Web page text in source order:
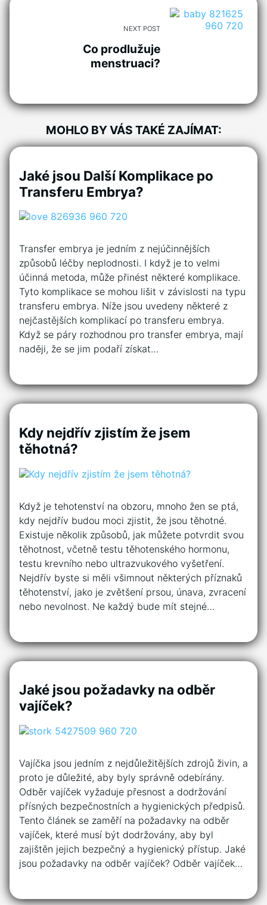
NEXT POST
Co prodlužuje
menstruaci?
MOHLO BY VÁS TAKÉ ZAJÍMAT:
Jaké jsou Další Komplikace po
Transferu Embrya?
Transfer embrya je jedním z nejúčinnějších
způsobů léčby neplodnosti. I když je to velmi
účinná metoda, může přinést některé komplikace.
Tyto komplikace se mohou lišit v závislosti na typu
transferu embrya. Níže jsou uvedeny některé z
nejčastějších komplikací po transferu embrya.
Když se páry rozhodnou pro transfer embrya, mají
naději, že se jim podaří získat…
Kdy nejdřív zjistím že jsem
těhotná?
Když je tehotenství na obzoru, mnoho žen se ptá,
kdy nejdřív budou moci zjistit, že jsou těhotné.
Existuje několik způsobů, jak můžete potvrdit svou
těhotnost, včetně testu těhotenského hormonu,
testu krevního nebo ultrazvukového vyšetření.
Nejdřív byste si měli všimnout některých příznaků
těhotenství, jako je zvětšení prsou, únava, zvracení
nebo nevolnost. Ne každý bude mít stejné…
Jaké jsou požadavky na odběr
vajíček?
Vajíčka jsou jedním z nejdůležitějších zdrojů živin, a
proto je důležité, aby byly správně odebírány.
Odběr vajíček vyžaduje přesnost a dodržování
přísných bezpečnostních a hygienických předpisů.
Tento článek se zaměří na požadavky na odběr
vajíček, které musí být dodržovány, aby byl
zajištěn jejich bezpečný a hygienický přístup. Jaké
jsou požadavky na odběr vajíček? Odběr vajíček…